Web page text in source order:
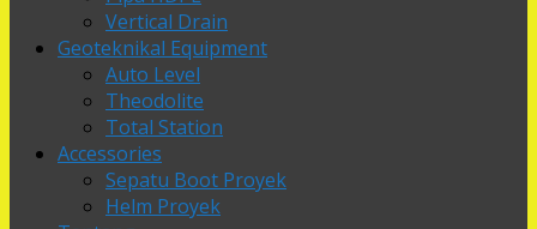
Vertical Drain
Geoteknikal Equipment
Auto Level
Theodolite
Total Station
Accessories
Sepatu Boot Proyek
Helm Proyek